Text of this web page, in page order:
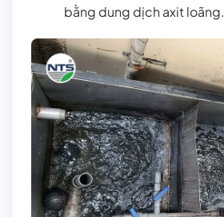
bằng dung dịch axit loãng.